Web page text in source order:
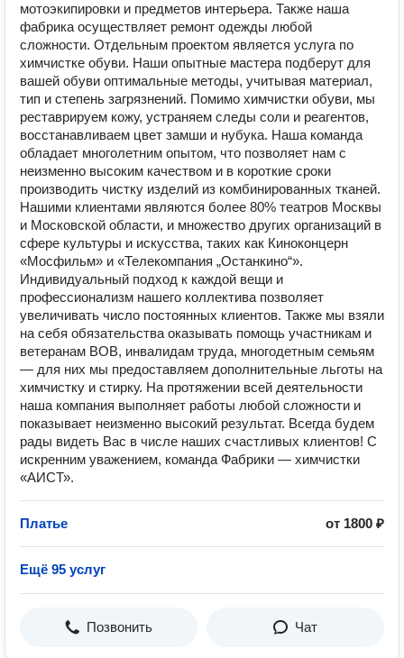
мотоэкипировки и предметов интерьера. Также наша
фабрика осуществляет ремонт одежды любой
сложности. Отдельным проектом является услуга по
химчистке обуви. Наши опытные мастера подберут для
вашей обуви оптимальные методы, учитывая материал,
тип и степень загрязнений. Помимо химчистки обуви, мы
реставрируем кожу, устраняем следы соли и реагентов,
восстанавливаем цвет замши и нубука. Наша команда
обладает многолетним опытом, что позволяет нам с
неизменно высоким качеством и в короткие сроки
производить чистку изделий из комбинированных тканей.
Нашими клиентами являются более 80% театров Москвы
и Московской области, и множество других организаций в
сфере культуры и искусства, таких как Киноконцерн
«Мосфильм» и «Телекомпания „Останкино“».
Индивидуальный подход к каждой вещи и
профессионализм нашего коллектива позволяет
увеличивать число постоянных клиентов. Также мы взяли
на себя обязательства оказывать помощь участникам и
ветеранам ВОВ, инвалидам труда, многодетным семьям
— для них мы предоставляем дополнительные льготы на
химчистку и стирку. На протяжении всей деятельности
наша компания выполняет работы любой сложности и
показывает неизменно высокий результат. Всегда будем
рады видеть Вас в числе наших счастливых клиентов! С
искренним уважением, команда Фабрики — химчистки
«АИСТ».
Платье от 1800 ₽
Ещё 95 услуг
Позвонить Чат